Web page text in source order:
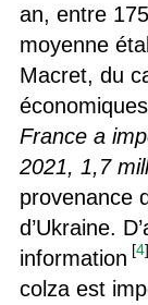
an, entre
moyenne
Macret, du
France a
2021, 1,7
provenance
d’Ukraine.
information [4]
colza est